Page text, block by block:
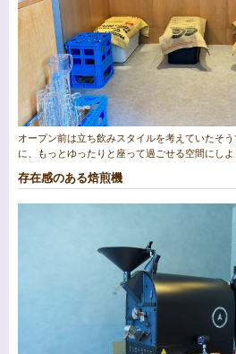
オープン前は立ち飲みスタイルを考えていたそ
に、もっとゆったりと座って過ごせる空間にしよ
存在感のある焙煎機